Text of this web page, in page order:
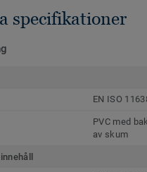
specifikationer
EN ISO
PVC med
av skum